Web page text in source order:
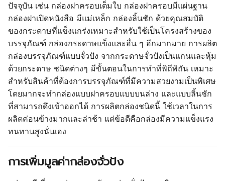
ปัจจุบัน เช่น กล่องฝาครอบเต็มใบ กล่องฝาครอบมีแผ่นฐาน
กล่องฝาเปิดหนังสือ มีแม่เหล็ก กล่องลิ้นชัก ด้วยคุณสมบัติ
ของกระดาษที่แข็งแกร่งเหมาะสำหรับใช้เป็นโครงสร้างของ
บรรจุภัณฑ์ กล่องกระดาษแข็งและอื่น ๆ อีกมากมาย การผลิต
กล่องบรรจุภัณฑ์แบบจั่วปัง จากกระดาษจั่วปังเป็นแกนและหุ้ม
ด้วยกระดาษ ชนิดต่างๆ มีขั้นตอนในการทำที่พิถีพิถัน เหมาะ
สำหรับสินค้าที่ต้องการบรรจุภัณฑ์ที่มีความสวยงามเป็นพิเศษ
โดยมากจะทำกล่องแบบฝาครอบแบบบนล่าง และแบบลิ้นชัก
ที่สามารถดึงเข้าออกได้ การผลิตกล่องชนิดนี้ ใช้เวลาในการ
ผลิตค่อนข้างมากและล่าช้า แต่ข้อดีคือกล่องมีความแข็งแรง
ทนทานสูงนั่นเอง
การเพิ่มมูลค่ากล่องจั่วปัง